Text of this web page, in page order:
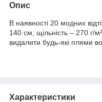
Опис
В наявності 20 модних
140 см, щільність – 270 г/
видалити будь-які плями
Характеристики